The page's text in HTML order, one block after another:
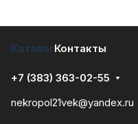
КаталогКонтакты
+7 (383) 363-02-55
nekropol21vek@yandex.ru